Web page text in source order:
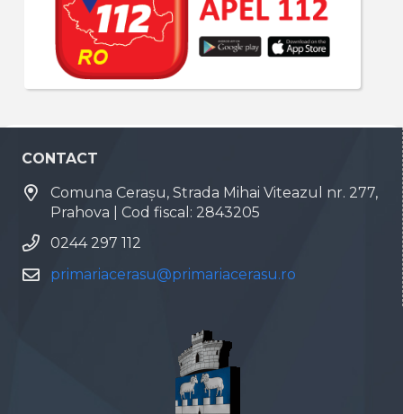
CONTACT
Comuna Cerașu, Strada Mihai Viteazul nr. 277,
Prahova | Cod fiscal: 2843205
0244 297 112
primariacerasu@primariacerasu.ro